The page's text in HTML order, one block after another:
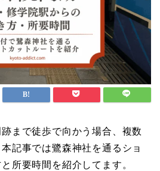
まで徒歩で向かう場合、複数
記事では鷺森神社を通るショ
所要時間を紹介してます。